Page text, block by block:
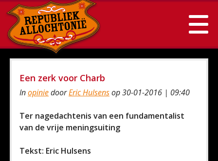
Een zerk voor Charb
InopiniedoorEric Hulsensop 30-01-2016 | 09:40
Ter nagedachtenis van een fundamentalist
van de vrije meningsuiting
Tekst: Eric Hulsens